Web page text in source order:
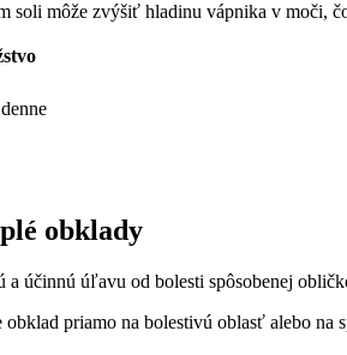
soli môže zvýšiť hladinu vápnika v moči,
obklady
účinnú úľavu od bolesti spôsobenej
obklad priamo na bolestivú oblasť alebo